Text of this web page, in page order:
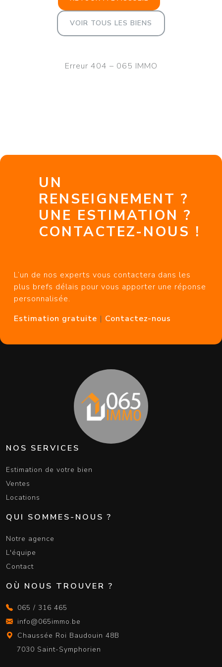
VOIR TOUS LES BIENS
Erreur 404 – 065 IMMO
UN
RENSEIGNEMENT ?
UNE ESTIMATION ?
CONTACTEZ-NOUS !
L’un de nos experts vous contactera dans les
plus brefs délais pour vous apporter une réponse
personnalisée.
Estimation gratuite | Contactez-nous
NOS SERVICES
Estimation de votre bien
Ventes
Locations
QUI SOMMES-NOUS ?
Notre agence
L'équipe
Contact
OÙ NOUS TROUVER ?
065 / 316 465
info@065immo.be
Chaussée Roi Baudouin 48B
7030 Saint-Symphorien